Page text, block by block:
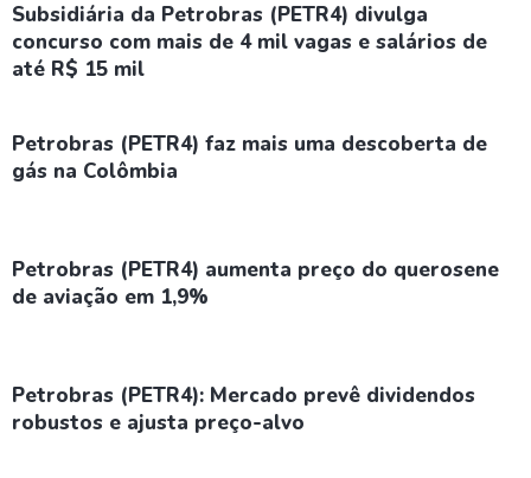
Subsidiária da Petrobras (PETR4) divulga
concurso com mais de 4 mil vagas e salários de
até R$ 15 mil
Petrobras (PETR4) faz mais uma descoberta de
gás na Colômbia
Petrobras (PETR4) aumenta preço do querosene
de aviação em 1,9%
Petrobras (PETR4): Mercado prevê dividendos
robustos e ajusta preço-alvo